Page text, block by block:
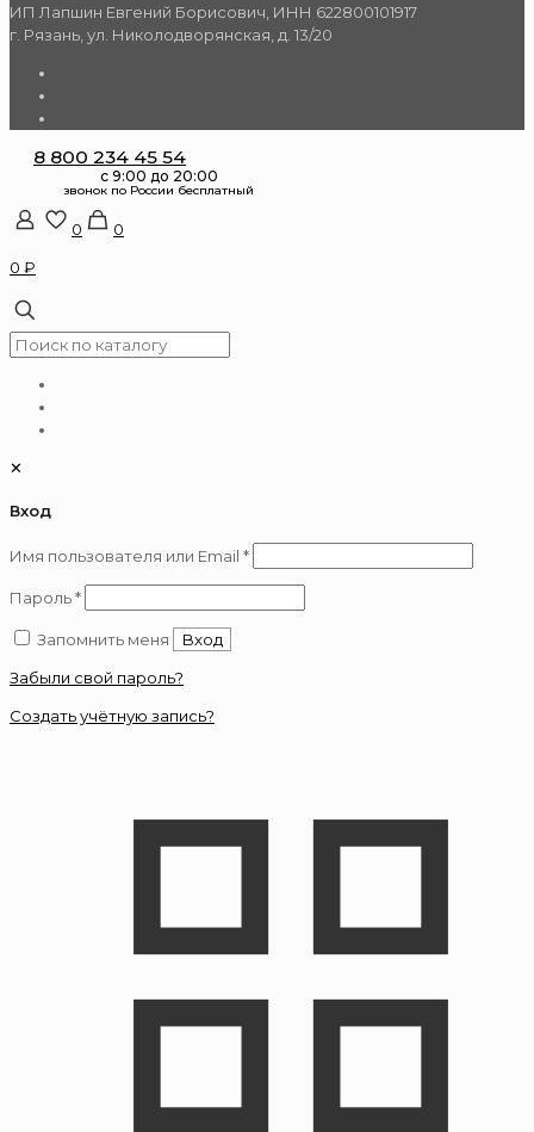
ИП Лапшин Евгений Борисович, ИНН 622800101917
г. Рязань, ул. Николодворянская, д. 13/20
8 800 234 45 54
0
0
0 ₽
✕
Вход
Имя пользователя или Email *Обязательно
Пароль*Обязательно
Запомнить меня
Вход
Забыли свой пароль?
Создать учётную запись?